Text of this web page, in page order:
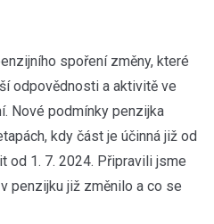
spoření změny, které
odpovědnosti a aktivitě ve
Nové podmínky penzijka
kdy část je účinná již od
od 1. 7. 2024. Připravili jsme
penzijku již změnilo a co se